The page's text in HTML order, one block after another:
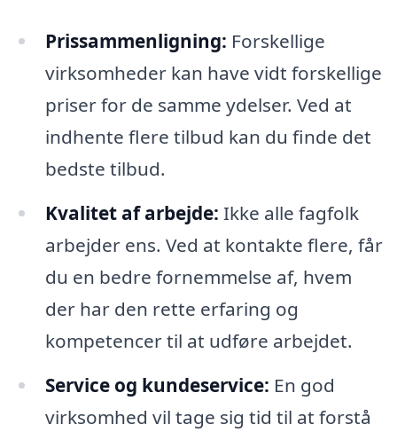
Prissammenligning: Forskellige
virksomheder kan have vidt forskellige
priser for de samme ydelser. Ved at
indhente flere tilbud kan du finde det
bedste tilbud.
Kvalitet af arbejde: Ikke alle fagfolk
arbejder ens. Ved at kontakte flere, får
du en bedre fornemmelse af, hvem
der har den rette erfaring og
kompetencer til at udføre arbejdet.
Service og kundeservice: En god
virksomhed vil tage sig tid til at forstå